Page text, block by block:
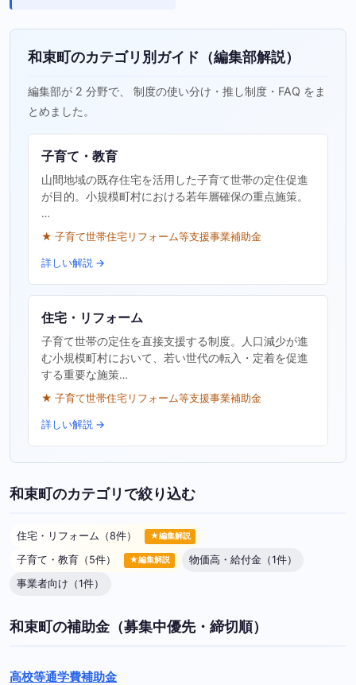
和束町のカテゴリ別ガイド（編集部解説）
編集部が 2 分野で、 制度の使い分け・推し制度・FAQ をま
とめました。
子育て・教育
山間地域の既存住宅を活用した子育て世帯の定住促進
が目的。小規模町村における若年層確保の重点施策。
…
★ 子育て世帯住宅リフォーム等支援事業補助金
詳しい解説 →
住宅・リフォーム
子育て世帯の定住を直接支援する制度。人口減少が進
む小規模町村において、若い世代の転入・定着を促進
する重要な施策…
★ 子育て世帯住宅リフォーム等支援事業補助金
詳しい解説 →
和束町のカテゴリで絞り込む
住宅・リフォーム（8件） ★編集解説
子育て・教育（5件） ★編集解説
物価高・給付金（1件）
事業者向け（1件）
和束町の補助金（募集中優先・締切順）
高校等通学費補助金